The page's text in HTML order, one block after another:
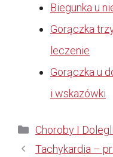
Biegunka u
Gorączka
leczenie
Gorączka u
i wskazówki
Kategorie
Choroby I
Tachykardia –